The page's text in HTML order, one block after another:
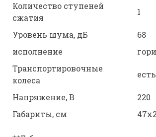
Количество ступеней
сжатия
1
Уровень шума, дБ
68
исполнение
Транспортировочные
колеса
есть
Напряжение, В
220
Габариты, см